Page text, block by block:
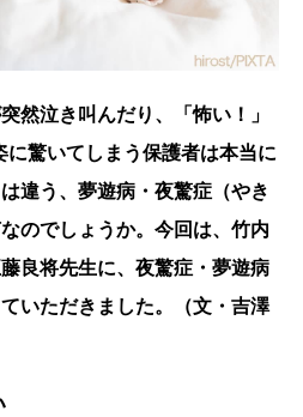
然泣き叫んだり、「怖い！」
驚いてしまう保護者は本当に
違う、夢遊病・夜驚症（やき
のでしょうか。今回は、竹内
良将先生に、夜驚症・夢遊病
いただきました。（文・吉澤